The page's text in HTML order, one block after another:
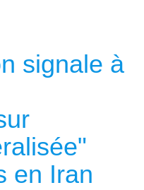
signale à
en Iran